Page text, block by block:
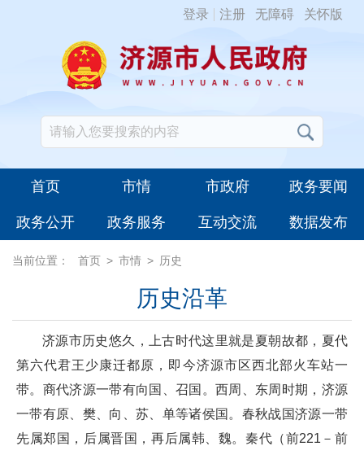
登录 注册 无障碍 关怀版
首页 市情 市政府 政务要闻
政务公开 政务服务 互动交流 数据发布
当前位置： 首页 > 市情 > 历史
历史沿革
济源市历史悠久，上古时代这里就是夏朝故都，夏代
第六代君王少康迁都原，即今济源市区西北部火车站一
带。商代济源一带有向国、召国。西周、东周时期，济源
一带有原、樊、向、苏、单等诸侯国。春秋战国济源一带
先属郑国，后属晋国，再后属韩、魏。秦代（前221－前